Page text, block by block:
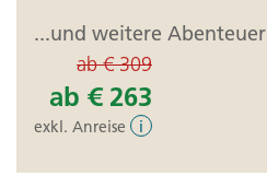
...und weitere Abenteuer
ab€ 309
ab € 263
exkl. Anreise i